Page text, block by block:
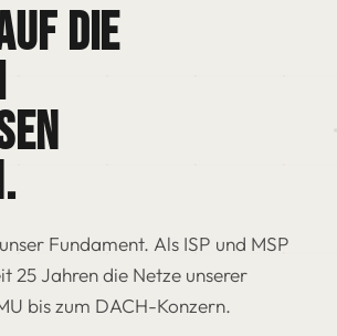
die
Fundament. Als ISP und MSP
25 Jahren die Netze unserer
bis zum DACH-Konzern.